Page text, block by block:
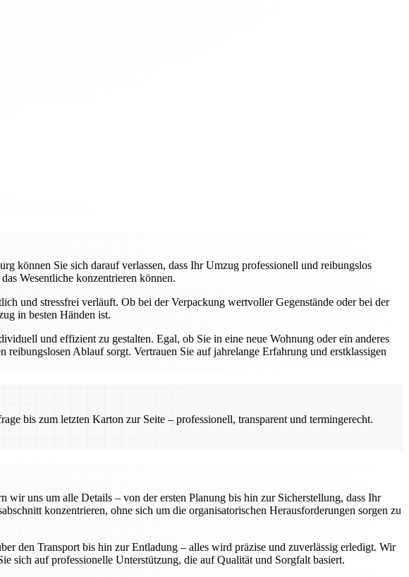
können Sie sich darauf verlassen, dass Ihr Umzug professionell und reibungslos
Wesentliche konzentrieren können.
und stressfrei verläuft. Ob bei der Verpackung wertvoller Gegenstände oder bei der
in besten Händen ist.
und effizient zu gestalten. Egal, ob Sie in eine neue Wohnung oder ein anderes
Ablauf sorgt. Vertrauen Sie auf jahrelange Erfahrung und erstklassigen
bis zum letzten Karton zur Seite – professionell, transparent und termingerecht.
uns um alle Details – von der ersten Planung bis hin zur Sicherstellung, dass Ihr
konzentrieren, ohne sich um die organisatorischen Herausforderungen sorgen zu
den Transport bis hin zur Entladung – alles wird präzise und zuverlässig erledigt. Wir
sich auf professionelle Unterstützung, die auf Qualität und Sorgfalt basiert.